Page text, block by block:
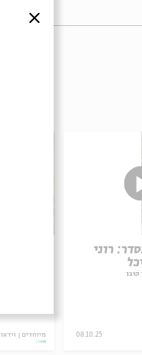
מיוחדים וידאו
רוני
קובן
08.10.25
סגור